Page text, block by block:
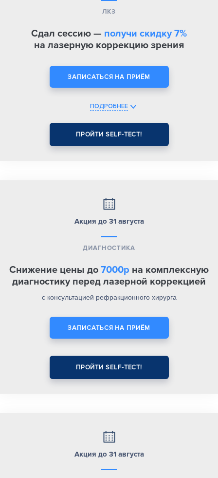
ЛКЗ
Сдал сессию — получи скидку 7%
на лазерную коррекцию зрения
ЗАПИСАТЬСЯ НА ПРИЁМ
ПОДРОБНЕЕ
ПРОЙТИ SELF-ТЕСТ!
Акция до 31 августа
ДИАГНОСТИКА
Снижение цены до 7000р на комплексную
диагностику перед лазерной коррекцией
с консультацией рефракционного хирурга
ЗАПИСАТЬСЯ НА ПРИЁМ
ПРОЙТИ SELF-ТЕСТ!
Акция до 31 августа